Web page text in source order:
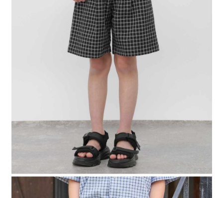
2.基於同意付款使用「大哥付你分期」之契約關係目的，商店將以您的個人
資料（包含姓名、電話或地址）提供予台灣大哥大進項蒐集、處理及利用，
由本公司與您本人進行分期帳單所需資料之確認、核對及更正。
3.完整用戶服務條款，請詳閱以下連結：https://oppay.tw/userRule
※ 交易是否成功請以「AFTEE先享後付 」之結帳頁面顯示為準，若有關於
是否繳費成功／繳費後需取消欲退款等相關疑問，請聯繫「AFTEE先享後付
https://netprotections.freshdesk.com/support/home
１．透過由恩沛科技股份有限公司提供之「AFTEE先享後付」服務完成之交
易，需依本服務之必要範圍內提供個人資料，並將交易相關給付款項請求債
權轉讓予恩沛科技股份有限公司。
２．關於個人資料處理事宜，請瀏覽以下網址：
３．未成年的使用者請事先徵得法定代理人或監護人之同意方可使用
「AFTEE先享後付」，若未經同意申辦者引起之損失，本公司不負相關責
４．使用「AFTEE先享後付」時，將依據個別帳號之用戶狀況，依本公司即
時審查核予不同之上限額度；若仍有額度不足之情形，本公司將視審查結果
５．嚴禁一人註冊多個帳號或使用他人資訊註冊。若發現惡意使用之情形，
恩沛科技股份有限公司將有權停止該用戶之使用額度並採取法律行動。
每筆NT$80，滿NT$1,500(含以上)免運費
每筆NT$80，滿NT$1,500(含以上)免運費